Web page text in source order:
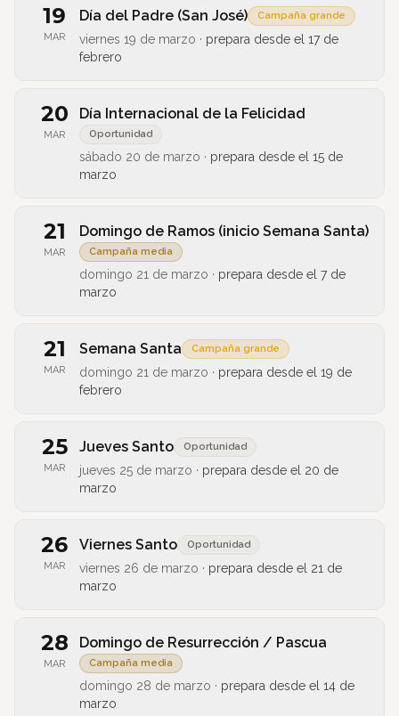
19
MAR
Día del Padre (San José) Campaña grande
viernes 19 de marzo · prepara desde el 17 de
febrero
20
MAR
Día Internacional de la Felicidad
Oportunidad
sábado 20 de marzo · prepara desde el 15 de
marzo
21
MAR
Domingo de Ramos (inicio Semana Santa)
Campaña media
domingo 21 de marzo · prepara desde el 7 de
marzo
21
MAR
Semana Santa Campaña grande
domingo 21 de marzo · prepara desde el 19 de
febrero
25
MAR
Jueves Santo Oportunidad
jueves 25 de marzo · prepara desde el 20 de
marzo
26
MAR
Viernes Santo Oportunidad
viernes 26 de marzo · prepara desde el 21 de
marzo
28
MAR
Domingo de Resurrección / Pascua
Campaña media
domingo 28 de marzo · prepara desde el 14 de
marzo